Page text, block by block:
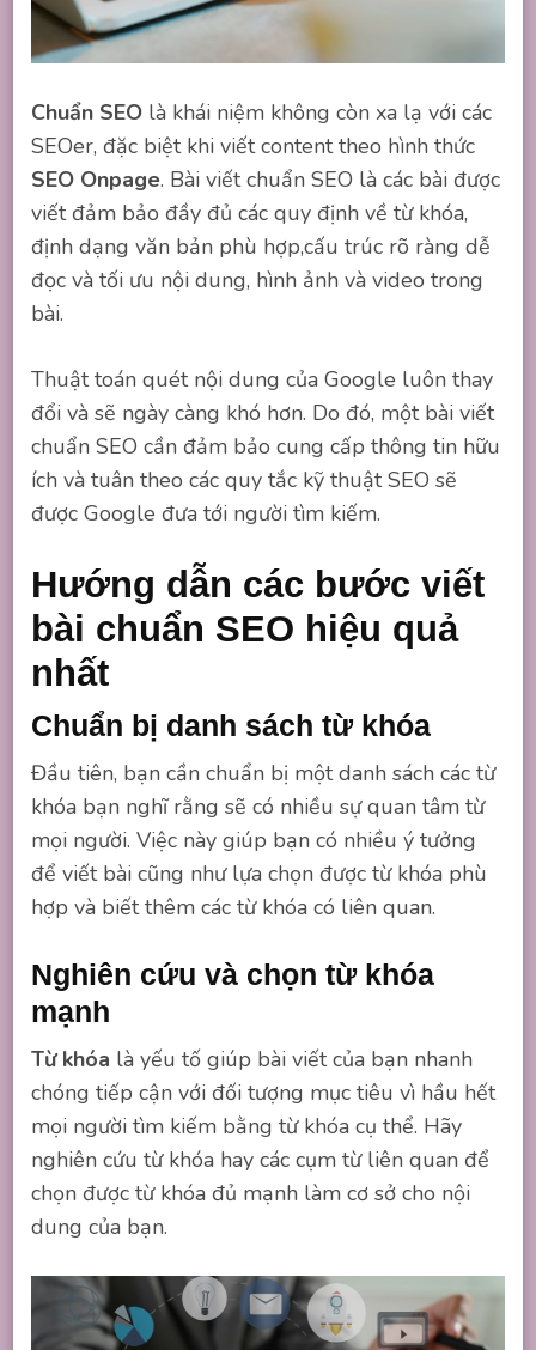
Chuẩn SEO là khái niệm không còn xa lạ với các
SEOer, đặc biệt khi viết content theo hình thức
SEO Onpage. Bài viết chuẩn SEO là các bài được
viết đảm bảo đầy đủ các quy định về từ khóa,
định dạng văn bản phù hợp,cấu trúc rõ ràng dễ
đọc và tối ưu nội dung, hình ảnh và video trong
bài.
Thuật toán quét nội dung của Google luôn thay
đổi và sẽ ngày càng khó hơn. Do đó, một bài viết
chuẩn SEO cần đảm bảo cung cấp thông tin hữu
ích và tuân theo các quy tắc kỹ thuật SEO sẽ
được Google đưa tới người tìm kiếm.
Hướng dẫn các bước viết
bài chuẩn SEO hiệu quả
nhất
Chuẩn bị danh sách từ khóa
Đầu tiên, bạn cần chuẩn bị một danh sách các từ
khóa bạn nghĩ rằng sẽ có nhiều sự quan tâm từ
mọi người. Việc này giúp bạn có nhiều ý tưởng
để viết bài cũng như lựa chọn được từ khóa phù
hợp và biết thêm các từ khóa có liên quan.
Nghiên cứu và chọn từ khóa
mạnh
Từ khóa là yếu tố giúp bài viết của bạn nhanh
chóng tiếp cận với đối tượng mục tiêu vì hầu hết
mọi người tìm kiếm bằng từ khóa cụ thể. Hãy
nghiên cứu từ khóa hay các cụm từ liên quan để
chọn được từ khóa đủ mạnh làm cơ sở cho nội
dung của bạn.